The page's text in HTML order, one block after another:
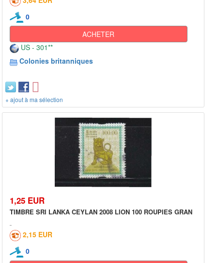
0
ACHETER
US - 301**
Colonies britanniques
+ ajout à ma sélection
1,25 EUR
TIMBRE SRI LANKA CEYLAN 2008 LION 100 ROUPIES GRAN
2,15 EUR
0